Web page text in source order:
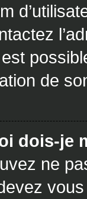
de
dois-je
ne